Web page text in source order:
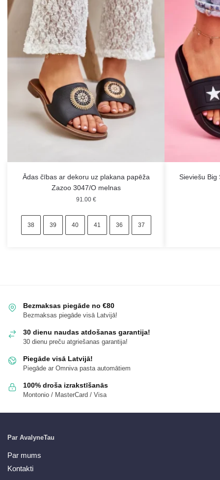
Ādas čības ar dekoru uz plakana papēža
Zazoo 3047/O melnas
91.00 €
38 39 40 41 36 37
Sieviešu Big
Bezmaksas piegāde no €80
Bezmaksas piegāde visā Latvijā!
30 dienu naudas atdošanas garantija!
30 dienu preču atgriešanas garantija!
Piegāde visā Latvijā!
Piegāde ar Omniva pasta automātiem
100% droša izrakstīšanās
Montonio / MasterCard / Visa
Par AvalyneTau
Par mums
Kontakti